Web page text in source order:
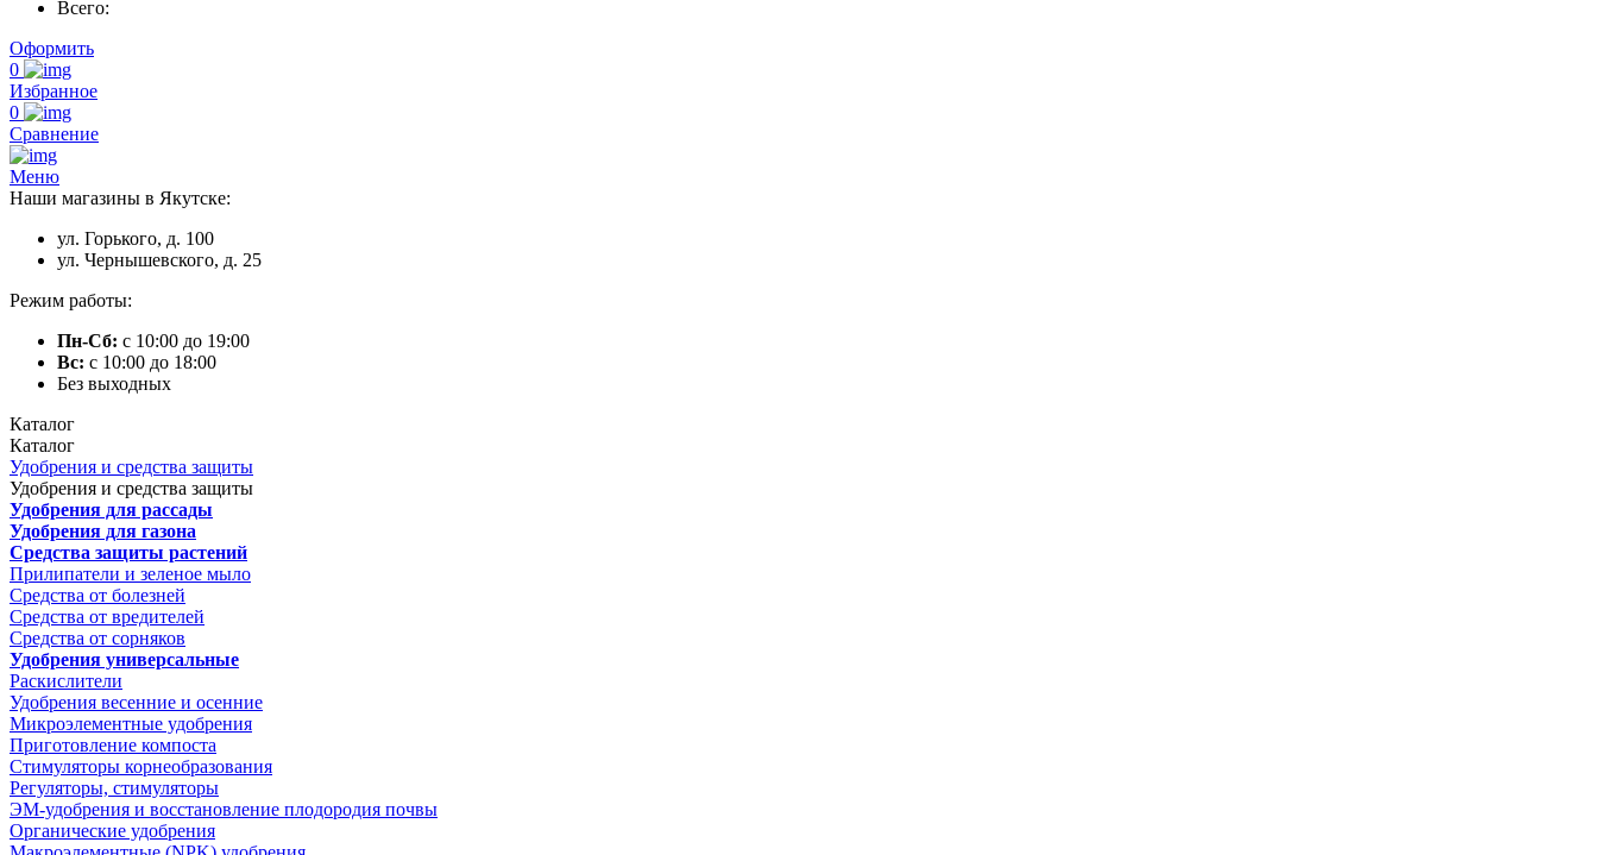
Всего:
Оформить
0
Избранное
0
Сравнение
Меню
Наши магазины в Якутске:
ул. Горького, д. 100
ул. Чернышевского, д. 25
Режим работы:
Пн-Сб: с 10:00 до 19:00
Вс: с 10:00 до 18:00
Без выходных
Каталог
Каталог
Удобрения и средства защиты
Удобрения и средства защиты
Удобрения для рассады
Удобрения для газона
Средства защиты растений
Прилипатели и зеленое мыло
Средства от болезней
Средства от вредителей
Средства от сорняков
Удобрения универсальные
Раскислители
Удобрения весенние и осенние
Микроэлементные удобрения
Приготовление компоста
Стимуляторы корнеобразования
Регуляторы, стимуляторы
ЭМ-удобрения и восстановление плодородия почвы
Органические удобрения